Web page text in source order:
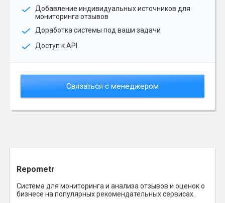
Добавление индивидуальных источников для
мониторинга отзывов
Доработка системы под ваши задачи
Доступ к API
Связаться с менеджером
Repometr
Система для мониторинга и анализа отзывов и оценок о
бизнесе на популярных рекомендательных сервисах.